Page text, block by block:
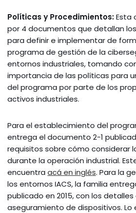
Políticas y Procedimientos:Esta
por 4 documentos que detallan
para definir e implementar de
programa de gestión de la
entornos industriales, tomando
importancia de las políticas para
del programa por parte de los
activos industriales.
Para el establecimiento del
entrega el documento 2-1
requisitos sobre cómo considerar
durante la operación industrial.
encuentra acá en inglés. Para la
los entornos IACS, la familia
publicado en 2015, con los
aseguramiento de dispositivos. Lo